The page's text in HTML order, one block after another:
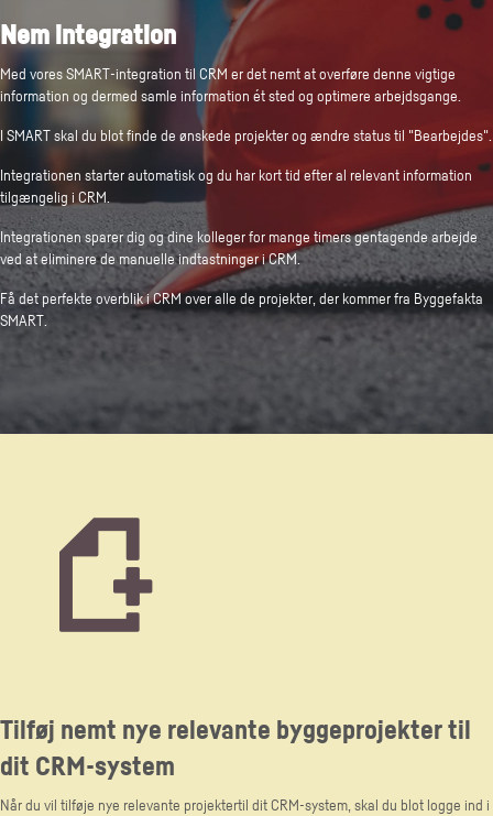
Nem integration
Med vores SMART-integration til CRM er det nemt at overføre denne vigtige
information og dermed samle information ét sted og optimere arbejdsgange.
I SMART skal du blot finde de ønskede projekter og ændre status til "Bearbejdes".
Integrationen starter automatisk og du har kort tid efter al relevant information
tilgængelig i CRM.
Integrationen sparer dig og dine kolleger for mange timers gentagende arbejde
ved at eliminere de manuelle indtastninger i CRM.
Få det perfekte overblik i CRM over alle de projekter, der kommer fra Byggefakta
SMART.
Tilføj nemt nye relevante byggeprojekter til
dit CRM-system
Når du vil tilføje nye relevante projektertil dit CRM-system, skal du blot logge ind i